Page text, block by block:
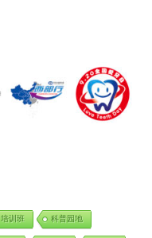
培训班 科普园地